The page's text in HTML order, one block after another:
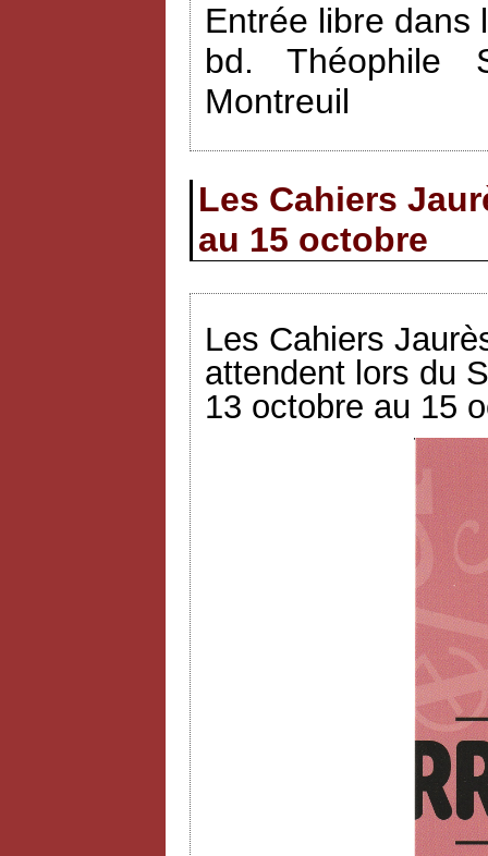
Entrée libre dans
bd. Théophile
Montreuil
Les Cahiers
au 15 octobre
Les Cahiers
attendent lors du
13 octobre au 15